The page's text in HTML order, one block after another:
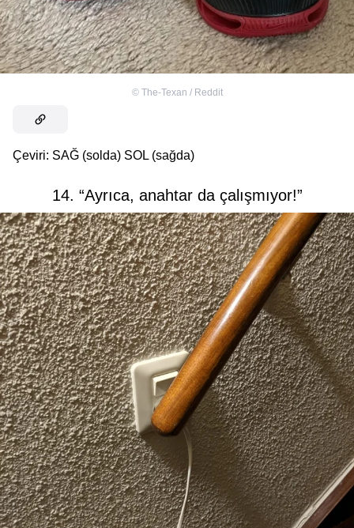
© The-Texan / Reddit
Çeviri: SAĞ (solda) SOL (sağda)
14. “Ayrıca, anahtar da çalışmıyor!”